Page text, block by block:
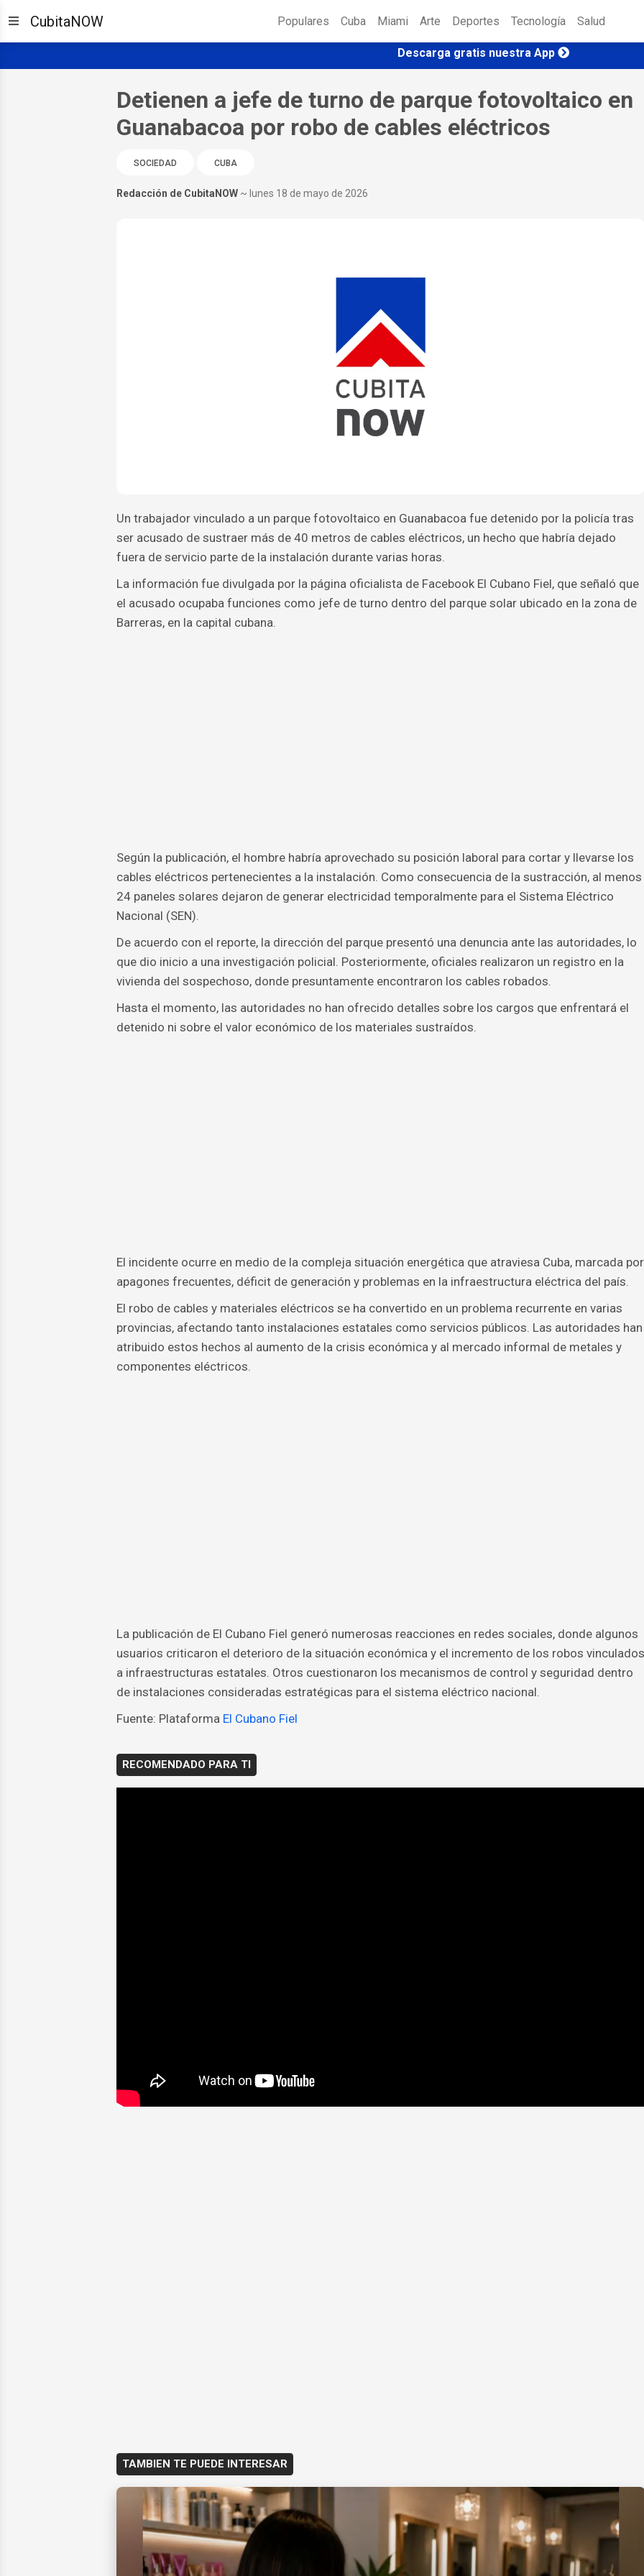
CubitaNOW Populares Cuba Miami Arte Deportes Tecnología Salud
Descarga gratis nuestra App
Detienen a jefe de turno de parque fotovoltaico en
Guanabacoa por robo de cables eléctricos
SOCIEDAD CUBA
Redacción de CubitaNOW ~ lunes 18 de mayo de 2026
Un trabajador vinculado a un parque fotovoltaico en Guanabacoa fue detenido por la policía tras
ser acusado de sustraer más de 40 metros de cables eléctricos, un hecho que habría dejado
fuera de servicio parte de la instalación durante varias horas.
La información fue divulgada por la página oficialista de Facebook El Cubano Fiel, que señaló que
el acusado ocupaba funciones como jefe de turno dentro del parque solar ubicado en la zona de
Barreras, en la capital cubana.
Según la publicación, el hombre habría aprovechado su posición laboral para cortar y llevarse los
cables eléctricos pertenecientes a la instalación. Como consecuencia de la sustracción, al menos
24 paneles solares dejaron de generar electricidad temporalmente para el Sistema Eléctrico
Nacional (SEN).
De acuerdo con el reporte, la dirección del parque presentó una denuncia ante las autoridades, lo
que dio inicio a una investigación policial. Posteriormente, oficiales realizaron un registro en la
vivienda del sospechoso, donde presuntamente encontraron los cables robados.
Hasta el momento, las autoridades no han ofrecido detalles sobre los cargos que enfrentará el
detenido ni sobre el valor económico de los materiales sustraídos.
El incidente ocurre en medio de la compleja situación energética que atraviesa Cuba, marcada por
apagones frecuentes, déficit de generación y problemas en la infraestructura eléctrica del país.
El robo de cables y materiales eléctricos se ha convertido en un problema recurrente en varias
provincias, afectando tanto instalaciones estatales como servicios públicos. Las autoridades han
atribuido estos hechos al aumento de la crisis económica y al mercado informal de metales y
componentes eléctricos.
La publicación de El Cubano Fiel generó numerosas reacciones en redes sociales, donde algunos
usuarios criticaron el deterioro de la situación económica y el incremento de los robos vinculados
a infraestructuras estatales. Otros cuestionaron los mecanismos de control y seguridad dentro
de instalaciones consideradas estratégicas para el sistema eléctrico nacional.
Fuente: Plataforma El Cubano Fiel
RECOMENDADO PARA TI
TAMBIEN TE PUEDE INTERESAR